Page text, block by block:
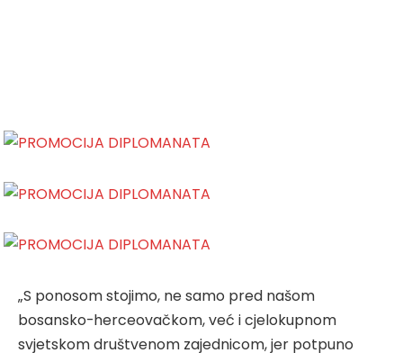
„S ponosom stojimo, ne samo pred našom
bosansko-herceovačkom, već i cjelokupnom
svjetskom društvenom zajednicom, jer potpuno